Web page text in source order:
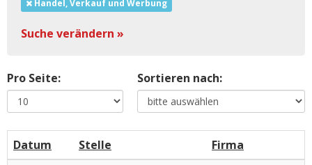
Handel, Verkauf und Werbung
Suche verändern »
Pro Seite: Sortieren nach:
Datum Stelle
Firma